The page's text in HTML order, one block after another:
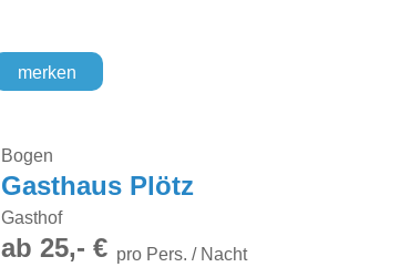
merken
Bogen
Gasthaus Plötz
Gasthof
ab 25,- € pro Pers. / Nacht